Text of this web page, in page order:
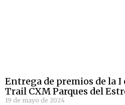
Entrega de premios de la
Trail CXM Parques del
19 de mayo de 2024